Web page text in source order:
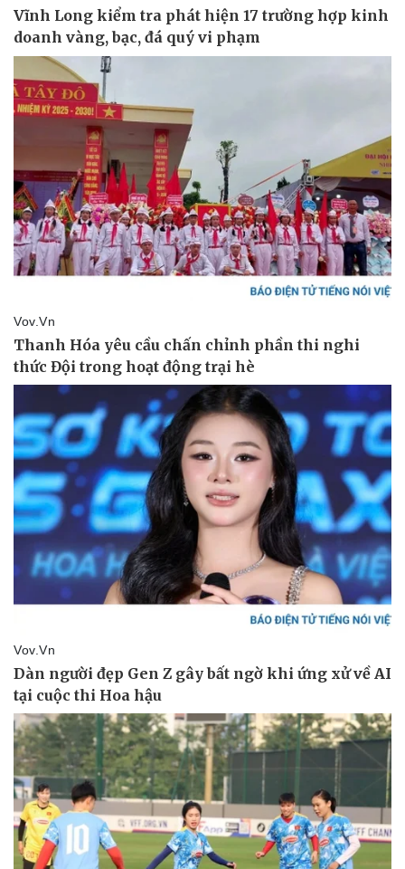
Pháp luật
Vụ án
Tin nóng
Tư vấn luật
Quân sự - Quốc phòng
Vũ khí
Việt Nam
Phân tích